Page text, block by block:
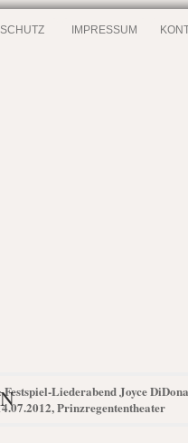
IMPRESSUM
Festspiel-Liederabend Joyce
Prinzregententheater